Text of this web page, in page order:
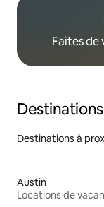
Faites de
Destinations à
Austin
Locations de